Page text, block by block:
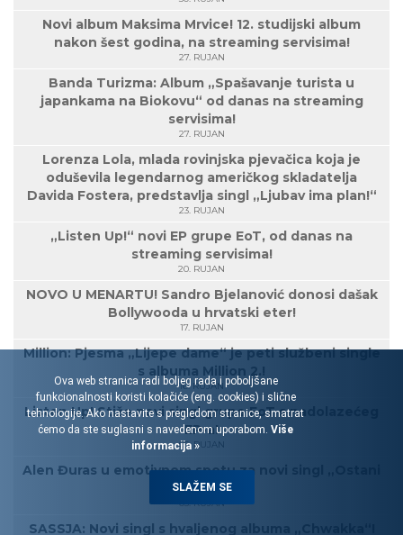
Novi album Maksima Mrvice! 12. studijski album
nakon šest godina, na streaming servisima!
27. RUJAN
Banda Turizma: Album „Spašavanje turista u
japankama na Biokovu“ od danas na streaming
servisima!
27. RUJAN
Lorenza Lola, mlada rovinjska pjevačica koja je
oduševila legendarnog američkog skladatelja
Davida Fostera, predstavlja singl „Ljubav ima plan!“
23. RUJAN
„Listen Up!“ novi EP grupe EoT, od danas na
streaming servisima!
20. RUJAN
NOVO U MENARTU! Sandro Bjelanović donosi dašak
Bollywooda u hrvatski eter!
17. RUJAN
Million: Pjesma „Lijepe dame“ je peti službeni single
s albuma Million 2.!
16. RUJAN
Listen Up! Stiže novi singl grupe EoT s nadolazećeg
EP-a!
05. RUJAN
Alen Đuras u emotivnom spotu za novi singl „Ostani
uz njega“!
03. RUJAN
SASSJA: Novi singl s hvaljenog albuma „Chwakka“!
Ova web stranica radi boljeg rada i poboljšane
funkcionalnosti koristi kolačiće (eng. cookies) i slične
tehnologije. Ako nastavite s pregledom stranice, smatrat
ćemo da ste suglasni s navedenom uporabom. Više
informacija »
SLAŽEM SE